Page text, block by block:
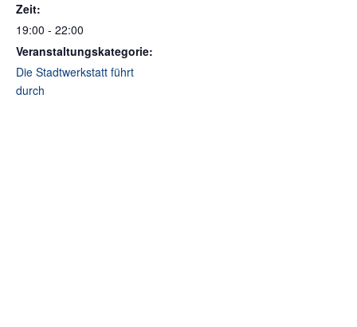
Zeit:
19:00 - 22:00
Veranstaltungskategorie:
Die Stadtwerkstatt führt
durch